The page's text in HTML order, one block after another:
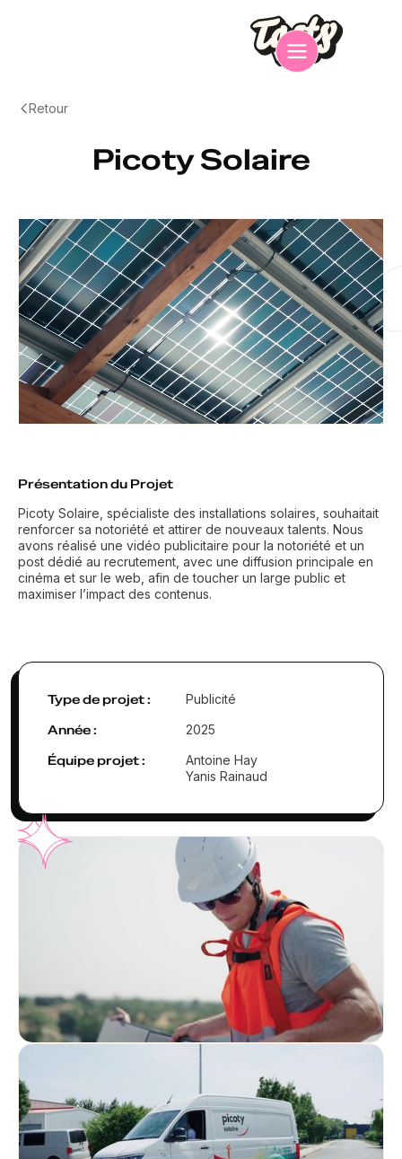
Picoty Solaire
Retour
Présentation du Projet
Picoty Solaire, spécialiste des installations solaires, souhaitait
renforcer sa notoriété et attirer de nouveaux talents. Nous
avons réalisé une vidéo publicitaire pour la notoriété et un
post dédié au recrutement, avec une diffusion principale en
cinéma et sur le web, afin de toucher un large public et
maximiser l’impact des contenus.
Type de projet : Publicité
Année : 2025
Équipe projet :
Antoine Hay
Yanis Rainaud